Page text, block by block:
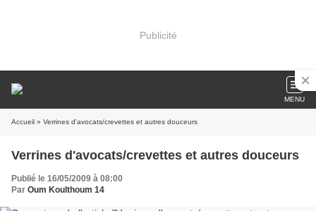
Publicité
MENU
Accueil » Verrines d'avocats/crevettes et autres douceurs
Verrines d'avocats/crevettes et autres douceurs
Publié le 16/05/2009 à 08:00
Par Oum Koulthoum 14